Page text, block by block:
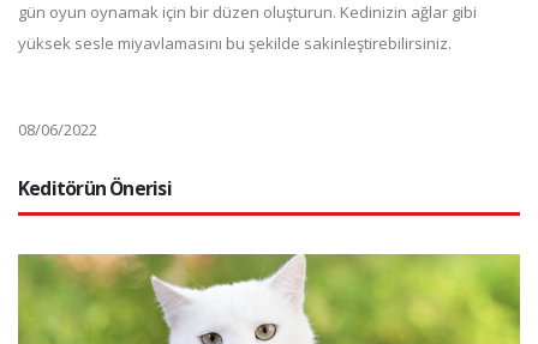
gün oyun oynamak için bir düzen oluşturun. Kedinizin ağlar gibi
yüksek sesle miyavlamasını bu şekilde sakinleştirebilirsiniz.
08/06/2022
Keditörün Önerisi